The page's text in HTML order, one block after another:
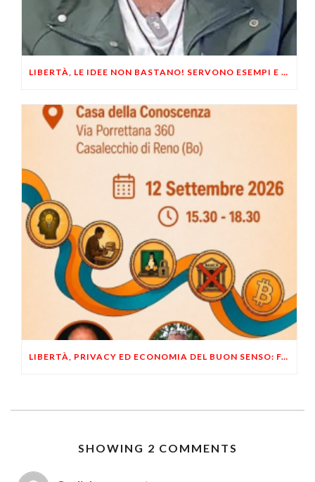
LIBERTÀ, LE IDEE NON BASTANO! SERVONO ESEMPI E UN PO’ DI COERENZA
LIBERTÀ, PRIVACY ED ECONOMIA DEL BUON SENSO: FACCO E MUSUMECI A CASALECCHIO DI RENO (BO)
SHOWING 2 COMMENTS